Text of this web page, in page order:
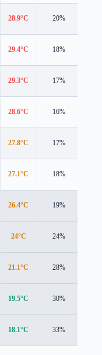
28.9°C 20%
29.4°C 18%
29.3°C 17%
28.6°C 16%
27.8°C 17%
27.1°C 18%
26.4°C 19%
24°C 24%
21.1°C 28%
19.5°C 30%
18.1°C 33%